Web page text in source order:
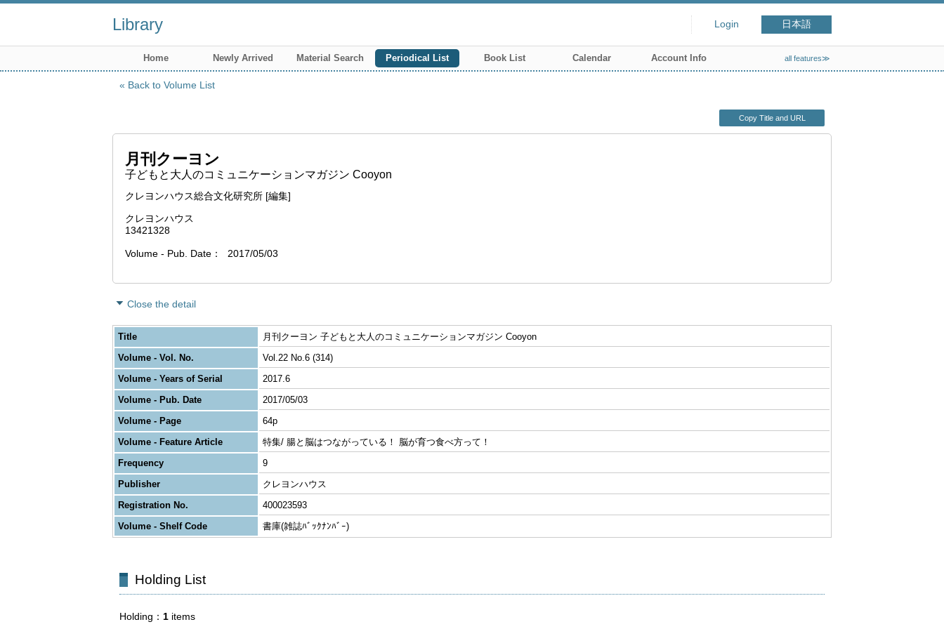
Library Login 日本語
Home Newly Arrived Material Search Periodical List Book List Calendar Account Info all features≫
Back to Volume List
Copy Title and URL
月刊クーヨン
子どもと大人のコミュニケーションマガジン Cooyon
クレヨンハウス総合文化研究所 [編集]
クレヨンハウス
13421328
Volume - Pub. Date 2017/05/03
Close the detail
Title
月刊クーヨン 子どもと大人のコミュニケーションマガジン Cooyon
Volume - Vol. No.
Vol.22 No.6 (314)
Volume - Years of Serial
2017.6
Volume - Pub. Date
2017/05/03
Volume - Page
64p
Volume - Feature Article
特集/ 腸と脳はつながっている！ 脳が育つ食べ方って！
Frequency
9
Publisher
クレヨンハウス
Registration No.
400023593
Volume - Shelf Code
書庫(雑誌ﾊﾞｯｸﾅﾝﾊﾞｰ)
Holding List
Holding 1 items